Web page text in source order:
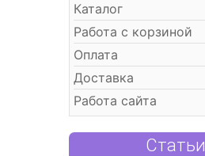
Каталог
Работа с корзиной
Оплата
Доставка
Работа сайта
Статьи